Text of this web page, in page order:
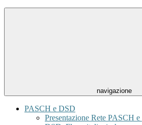
navigazione
PASCH e DSD
Presentazione Rete PASCH